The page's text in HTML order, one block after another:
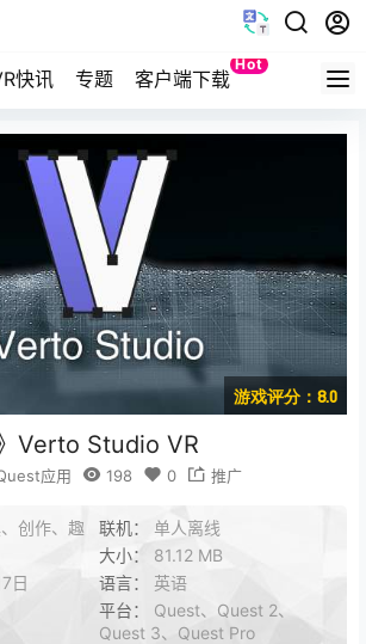
快讯 专题 客户端下载
Hot
Quest
游戏评分：8.0
Verto Studio VR
应用 198 0 推广
创作、趣
联机： 单人离线
大小： 81.12 MB
日
语言： 英语
平台： Quest、Quest 2、
Quest 3、Quest Pro